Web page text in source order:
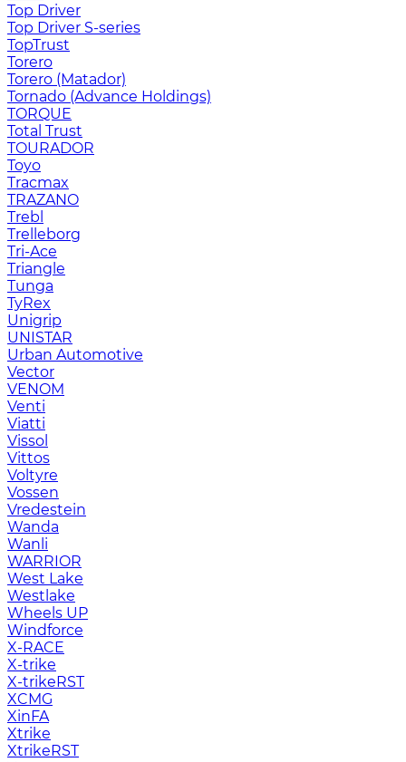
Top Driver
Top Driver S-series
TopTrust
Torero
Torero (Matador)
Tornado (Advance Holdings)
TORQUE
Total Trust
TOURADOR
Toyo
Tracmax
TRAZANO
Trebl
Trelleborg
Tri-Ace
Triangle
Tunga
TyRex
Unigrip
UNISTAR
Urban Automotive
Vector
VENOM
Venti
Viatti
Vissol
Vittos
Voltyre
Vossen
Vredestein
Wanda
Wanli
WARRIOR
West Lake
Westlake
Wheels UP
Windforce
X-RACE
X-trike
X-trikeRST
XCMG
XinFA
Xtrike
XtrikeRST